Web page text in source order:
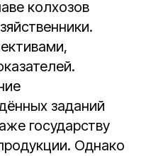
колхозов
заданий
государству
Однако